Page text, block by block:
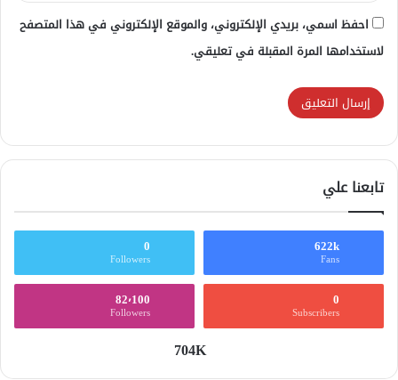
احفظ اسمي، بريدي الإلكتروني، والموقع الإلكتروني في هذا المتصفح
لاستخدامها المرة المقبلة في تعليقي.
تابعنا علي
622k
Fans
0
Followers
0
Subscribers
82٬100
Followers
704K